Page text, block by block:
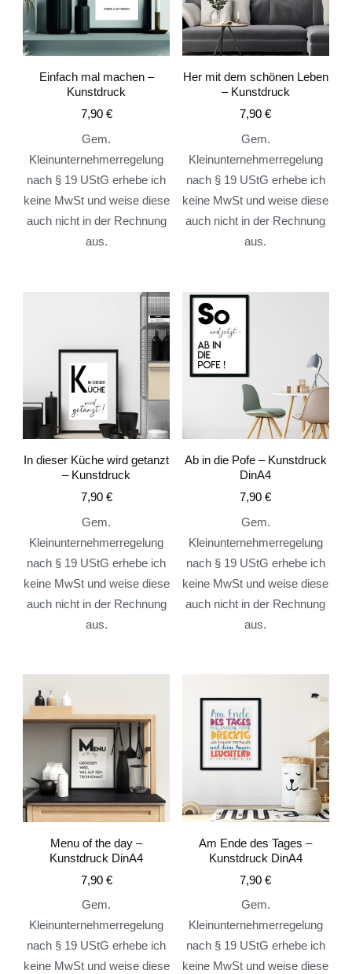
Einfach mal machen –
Kunstdruck
7,90 €
Gem.
Kleinunternehmerregelung
nach § 19 UStG erhebe ich
keine MwSt und weise diese
auch nicht in der Rechnung
aus.
Her mit dem schönen Leben
– Kunstdruck
7,90€
Gem.
Kleinunternehmerregelung
nach § 19 UStG erhebe ich
keine MwSt und weise diese
auch nicht in der Rechnung
aus.
In dieser Küche wird getanzt
– Kunstdruck
7,90 €
Gem.
Kleinunternehmerregelung
nach § 19 UStG erhebe ich
keine MwSt und weise diese
auch nicht in der Rechnung
aus.
Ab in die Pofe – Kunstdruck
DinA4
7,90€
Gem.
Kleinunternehmerregelung
nach § 19 UStG erhebe ich
keine MwSt und weise diese
auch nicht in der Rechnung
aus.
Menu of the day –
Kunstdruck DinA4
7,90 €
Gem.
Kleinunternehmerregelung
nach § 19 UStG erhebe ich
keine MwSt und weise diese
Am Ende des Tages –
Kunstdruck DinA4
7,90€
Gem.
Kleinunternehmerregelung
nach § 19 UStG erhebe ich
keine MwSt und weise diese